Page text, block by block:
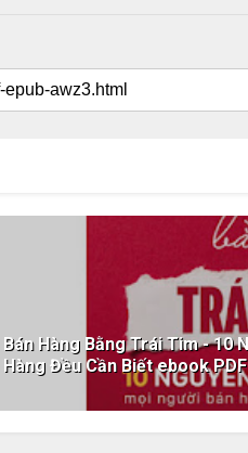
Bán Hàng Bằng Trái Tim - 10
Hàng Đều Cần Biết ebook